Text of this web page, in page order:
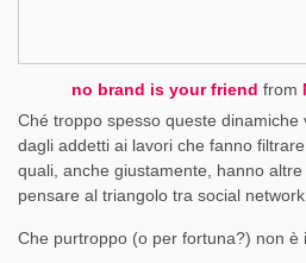
no brand is your friend from
Ché troppo spesso queste dinamiche
dagli addetti ai lavori che fanno
quali, anche giustamente, hanno
pensare al triangolo tra social
Che purtroppo (o per fortuna?) non è